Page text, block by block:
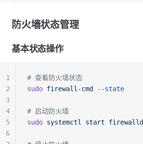
防火墙状态管理
基本状态操作
# 查看防火墙状态
sudo firewall-cmd --state
# 启动防火墙
sudo systemctl start firewalld
1
2
3
4
5
6